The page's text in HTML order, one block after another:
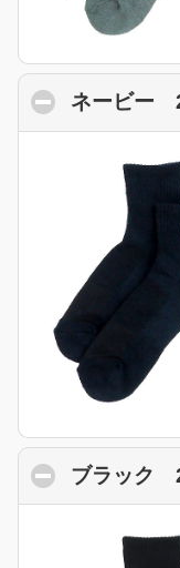
ネービー
ブラック